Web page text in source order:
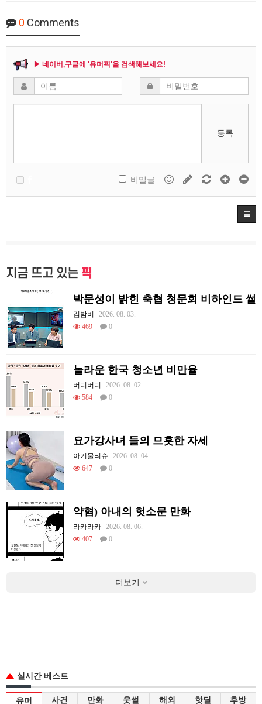
0 Comments
▶ 네이버,구글에 '유머픽'을 검색해보세요!
등록
비밀글
지금 뜨고 있는 픽
박문성이 밝힌 축협 청문회 비하인드 썰
김밤비
2026. 08. 03.
469
0
놀라운 한국 청소년 비만율
버디버디
2026. 08. 02.
584
0
요가강사녀 들의 므흣한 자세
아기물티슈
2026. 08. 04.
647
0
약혐) 아내의 헛소문 만화
라카라카 2026. 08. 06.
407
0
더보기
실시간 베스트
유머 사건 만화 웃썰 해외 핫딜 후방